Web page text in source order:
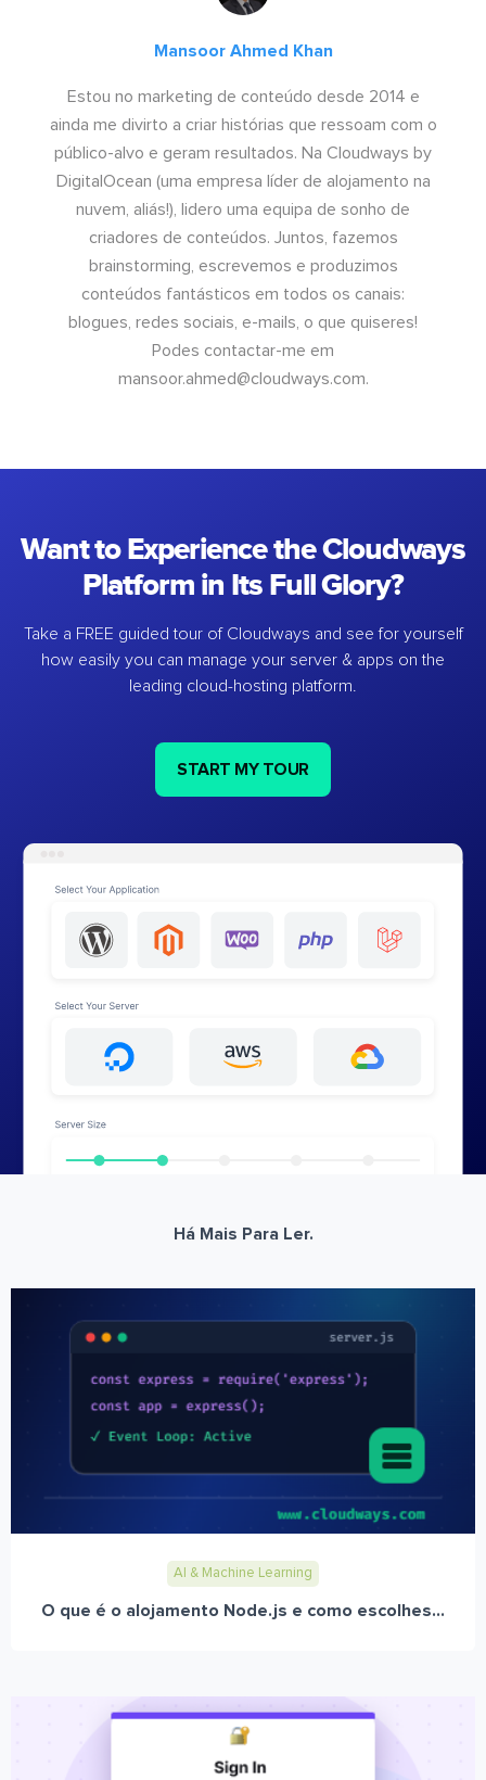
Mansoor Ahmed Khan
Estou no marketing de conteúdo desde 2014 e
ainda me divirto a criar histórias que ressoam com o
público-alvo e geram resultados. Na Cloudways by
DigitalOcean (uma empresa líder de alojamento na
nuvem, aliás!), lidero uma equipa de sonho de
criadores de conteúdos. Juntos, fazemos
brainstorming, escrevemos e produzimos
conteúdos fantásticos em todos os canais:
blogues, redes sociais, e-mails, o que quiseres!
Podes contactar-me em
mansoor.ahmed@cloudways.com.
Want to Experience the Cloudways
Platform in Its Full Glory?
Take a FREE guided tour of Cloudways and see for yourself
how easily you can manage your server & apps on the
leading cloud-hosting platform.
START MY TOUR
Há Mais Para Ler.
AI & Machine Learning
O que é o alojamento Node.js e como escolhes...